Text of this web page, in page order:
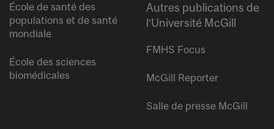
École de santé des
populations et de santé
mondiale
École des sciences
biomédicales
Autres publications de
l’Université McGill
FMHS Focus
McGill Reporter
Salle de presse McGill